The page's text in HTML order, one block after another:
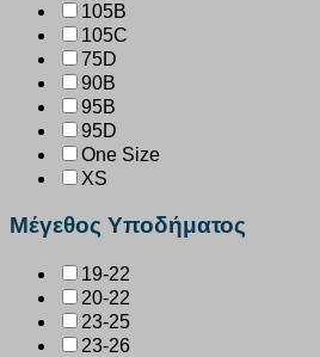
105B
105C
75D
90B
95B
95D
One Size
XS
Μέγεθος Υποδήματος
19-22
20-22
23-25
23-26